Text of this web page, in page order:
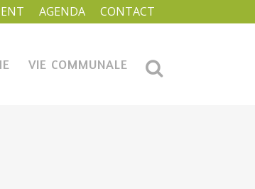
AGENDA CONTACT
VIE COMMUNALE